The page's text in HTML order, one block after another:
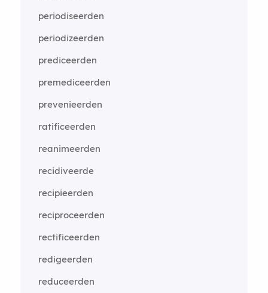
periodiseerden
periodizeerden
prediceerden
premediceerden
prevenieerden
ratificeerden
reanimeerden
recidiveerde
recipieerden
reciproceerden
rectificeerden
redigeerden
reduceerden